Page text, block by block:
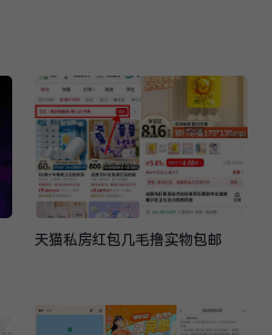
天猫私房红包几毛撸实物包邮